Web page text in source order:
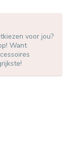
voor jou?
Want